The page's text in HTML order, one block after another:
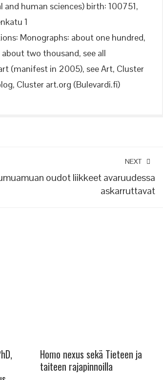
human sciences) birth: 100751,
1
Monographs: about one hundred,
two thousand, see all
(manifest in 2005), see Art, Cluster
Cluster art.org (Bulevardi.fi)
NEXT
oudot liikkeet avaruudessa
askarruttavat
Homo nexus sekä Tieteen ja
taiteen rajapinnoilla